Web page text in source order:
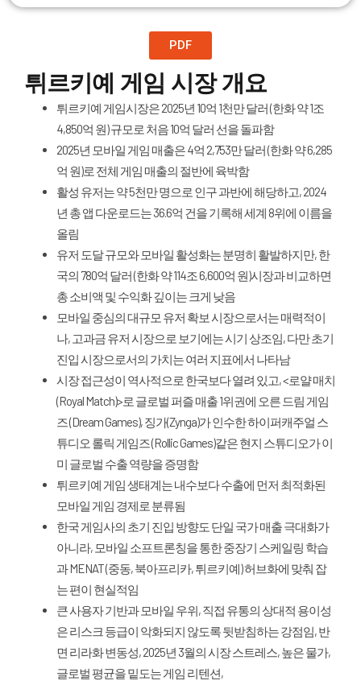
PDF
튀르키예 게임 시장 개요
튀르키예 게임시장은 2025년 10억 1천만 달러 (한화 약 1조
4,850억 원) 규모로 처음 10억 달러 선을 돌파함
2025년 모바일 게임 매출은 4억 2,753만 달러 (한화 약 6,285
억 원)로 전체 게임 매출의 절반에 육박함
활성 유저는 약 5천만 명으로 인구 과반에 해당하고, 2024
년 총 앱 다운로드는 36.6억 건을 기록해 세계 8위에 이름을
올림
유저 도달 규모와 모바일 활성화는 분명히 활발하지만, 한
국의 780억 달러 (한화 약 114조 6,600억 원)시장과 비교하면
총 소비액 및 수익화 깊이는 크게 낮음
모바일 중심의 대규모 유저 확보 시장으로서는 매력적이
나, 고과금 유저 시장으로 보기에는 시기 상조임, 다만 초기
진입 시장으로서의 가치는 여러 지표에서 나타남
시장 접근성이 역사적으로 한국보다 열려 있고, <로얄 매치
(Royal Match)>로 글로벌 퍼즐 매출 1위권에 오른 드림 게임
즈 (Dream Games), 징가(Zynga)가 인수한 하이퍼캐주얼 스
튜디오 롤릭 게임즈 (Rollic Games)같은 현지 스튜디오가 이
미 글로벌 수출 역량을 증명함
튀르키예 게임 생태계는 내수보다 수출에 먼저 최적화된
모바일 게임 경제로 분류됨
한국 게임사의 초기 진입 방향도 단일 국가 매출 극대화가
아니라, 모바일 소프트론칭을 통한 중장기 스케일링 학습
과 MENAT (중동, 북아프리카, 튀르키예) 허브화에 맞춰 잡
는 편이 현실적임
큰 사용자 기반과 모바일 우위, 직접 유통의 상대적 용이성
은 리스크 등급이 악화되지 않도록 뒷받침하는 강점임, 반
면 리라화 변동성, 2025년 3월의 시장 스트레스, 높은 물가,
글로벌 평균을 밑도는 게임 리텐션,